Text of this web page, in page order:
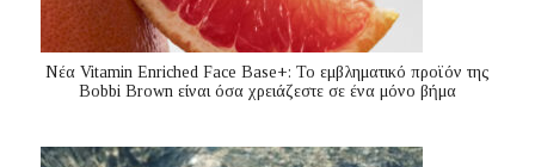
Nέα Vitamin Enriched Face Base+: Το εμβληματικό προϊόν της
Bobbi Brown είναι όσα χρειάζεστε σε ένα μόνο βήμα